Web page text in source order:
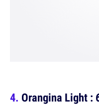
Orangina Light :